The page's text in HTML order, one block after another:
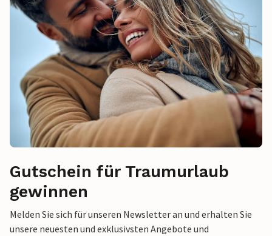
Gutschein für Traumurlaub
gewinnen
Melden Sie sich für unseren Newsletter an und erhalten Sie
unsere neuesten und exklusivsten Angebote und